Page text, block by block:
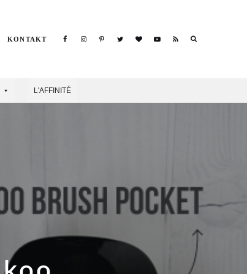
KONTAKT
L'AFFINITÉ